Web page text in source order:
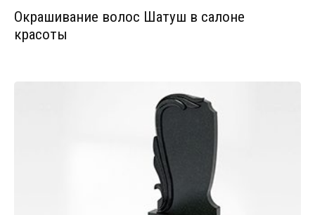
Окрашивание волос Шатуш в салоне
красоты